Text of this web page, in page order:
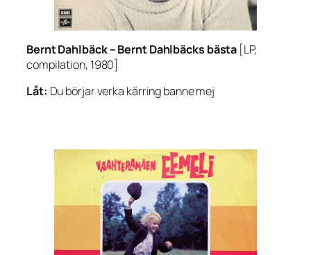
Bernt Dahlbäck –Bernt Dahlbäcks bästa [LP,
compilation, 1980]
Låt: Du börjar verka kärring banne mej